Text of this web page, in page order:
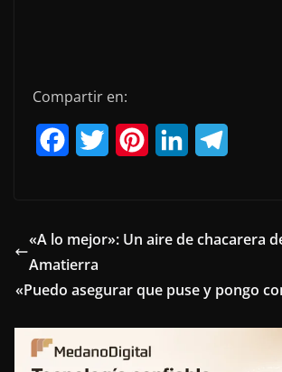
Compartir en:
e
b
o
o
k
t
e
r
t
r
e
s
k
d
I
n
e
r
a
«A lo mejor»: Un aire de chacarera
Amatierra
«Puedo asegurar que puse y pongo